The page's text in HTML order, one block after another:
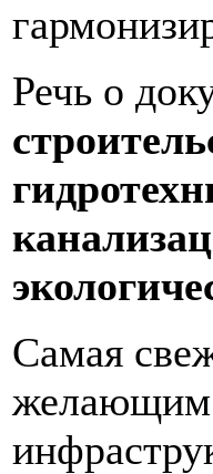
Речь о
Самая
желающим